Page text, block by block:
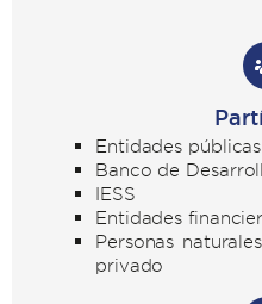
Entidades públicas
Banco de
IESS
Entidades
Personas
privado